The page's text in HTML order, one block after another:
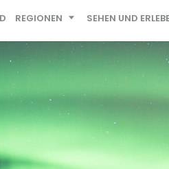
REGIONEN SEHEN UND